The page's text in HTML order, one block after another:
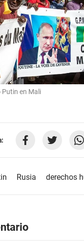
en Mali
Rusia derechos